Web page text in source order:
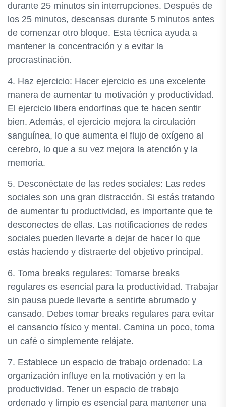
durante 25 minutos sin interrupciones. Después de
los 25 minutos, descansas durante 5 minutos antes
de comenzar otro bloque. Esta técnica ayuda a
mantener la concentración y a evitar la
procrastinación.
4. Haz ejercicio: Hacer ejercicio es una excelente
manera de aumentar tu motivación y productividad.
El ejercicio libera endorfinas que te hacen sentir
bien. Además, el ejercicio mejora la circulación
sanguínea, lo que aumenta el flujo de oxígeno al
cerebro, lo que a su vez mejora la atención y la
memoria.
5. Desconéctate de las redes sociales: Las redes
sociales son una gran distracción. Si estás tratando
de aumentar tu productividad, es importante que te
desconectes de ellas. Las notificaciones de redes
sociales pueden llevarte a dejar de hacer lo que
estás haciendo y distraerte del objetivo principal.
6. Toma breaks regulares: Tomarse breaks
regulares es esencial para la productividad. Trabajar
sin pausa puede llevarte a sentirte abrumado y
cansado. Debes tomar breaks regulares para evitar
el cansancio físico y mental. Camina un poco, toma
un café o simplemente relájate.
7. Establece un espacio de trabajo ordenado: La
organización influye en la motivación y en la
productividad. Tener un espacio de trabajo
ordenado y limpio es esencial para mantener una